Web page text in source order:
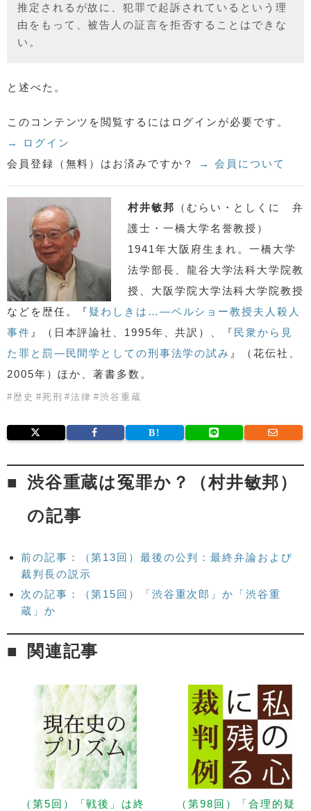
推定されるが故に、犯罪で起訴されているという理
由をもって、被告人の証言を拒否することはできな
い。
と述べた。
このコンテンツを閲覧するにはログインが必要です。
→ ログイン
会員登録（無料）はお済みですか？
→ 会員について
村井敏邦
（むらい・としくに 弁
護士・一橋大学名誉教授）
1941年大阪府生まれ。一橋大学
法学部長、龍谷大学法科大学院教
授、大阪学院大学法科大学院教授
などを歴任。『 疑わしきは…―ベルショー教授夫人殺人
事件 』（日本評論社、1995年、共訳）、『 民衆から見
た罪と罰―民間学としての刑事法学の試み 』（花伝社、
2005年）ほか、著書多数。
# 歴史 #死刑 #法律 #渋谷重蔵
渋谷重蔵は冤罪か？（村井敏邦）
の記事
前の記事：（第13回）最後の公判：最終弁論および
裁判長の説示
次の記事：（第15回）「渋谷重次郎」か「渋谷重
蔵」か
関連記事
（第5回）「戦後」は終 （第98回）「合理的疑